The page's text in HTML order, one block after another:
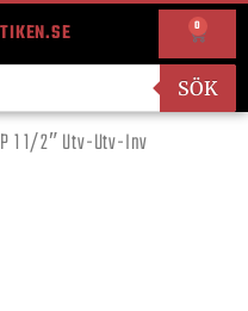
0
SÖK
1 1/2″ Utv-Utv-Inv